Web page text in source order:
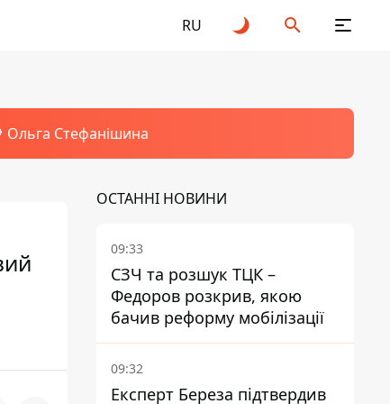
RU
Ольга Стефанішина
ОСТАННІ НОВИНИ
09:33
СЗЧ та розшук ТЦК –
Федоров розкрив, якою
бачив реформу мобілізації
09:32
Експерт Береза підтвердив